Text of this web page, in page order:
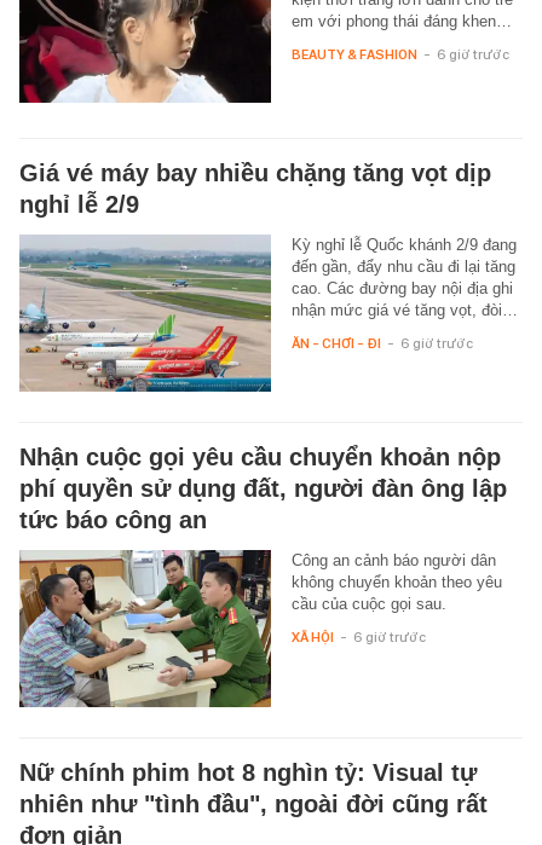
em với phong thái đáng khen…
BEAUTY & FASHION - 6 giờ trước
Giá vé máy bay nhiều chặng tăng vọt dịp
nghỉ lễ 2/9
Kỳ nghỉ lễ Quốc khánh 2/9 đang
đến gần, đẩy nhu cầu đi lại tăng
cao. Các đường bay nội địa ghi
nhận mức giá vé tăng vọt, đòi…
ĂN - CHƠI - ĐI - 6 giờ trước
Nhận cuộc gọi yêu cầu chuyển khoản nộp
phí quyền sử dụng đất, người đàn ông lập
tức báo công an
Công an cảnh báo người dân
không chuyển khoản theo yêu
cầu của cuộc gọi sau.
XÃ HỘI - 6 giờ trước
Nữ chính phim hot 8 nghìn tỷ: Visual tự
nhiên như "tình đầu", ngoài đời cũng rất
đơn giản